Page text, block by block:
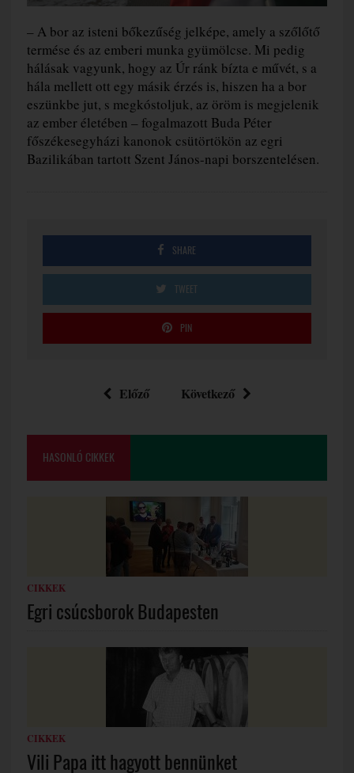
– A bor az isteni bőkezűség jelképe, amely a szőlőtő
termése és az emberi munka gyümölcse. Mi pedig
hálásak vagyunk, hogy az Úr ránk bízta e művét, s a
hála mellett ott egy másik érzés is, hiszen ha a bor
eszünkbe jut, s megkóstoljuk, az öröm is megjelenik
az ember életében – fogalmazott Buda Péter
főszékesegyházi kanonok csütörtökön az egri
Bazilikában tartott Szent János-napi borszentelésen.
SHARE
TWEET
PIN
Előző Következő
HASONLÓ CIKKEK
CIKKEK
Egri csúcsborok Budapesten
CIKKEK
Vili Papa itt hagyott bennünket